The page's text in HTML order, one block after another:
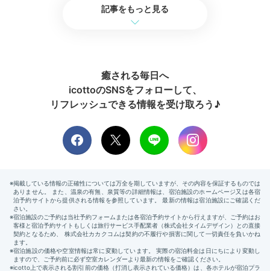
北海道の恵みが満載！
記事をもっと見る
癒される毎日へ
icottoのSNSをフォローして、
リフレッシュできる情報を受け取ろう♪